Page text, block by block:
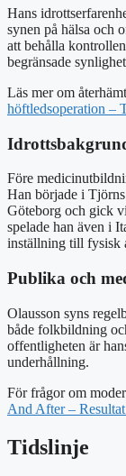
Hans
synen på hälsa och
att behålla
begränsade
Läs mer om
höftledsoperation –
Före
Han började i
Göteborg och gick
spelade han även i
inställning till fysisk
Publika och
Olausson syns
både folkbildning
offentligheten är
underhållning.
För frågor om
And After –
Tidslinje